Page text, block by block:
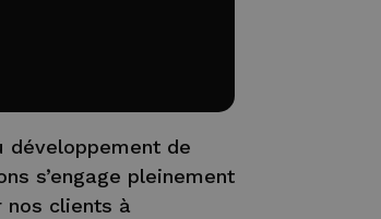
développement de
s’engage pleinement
nos clients à